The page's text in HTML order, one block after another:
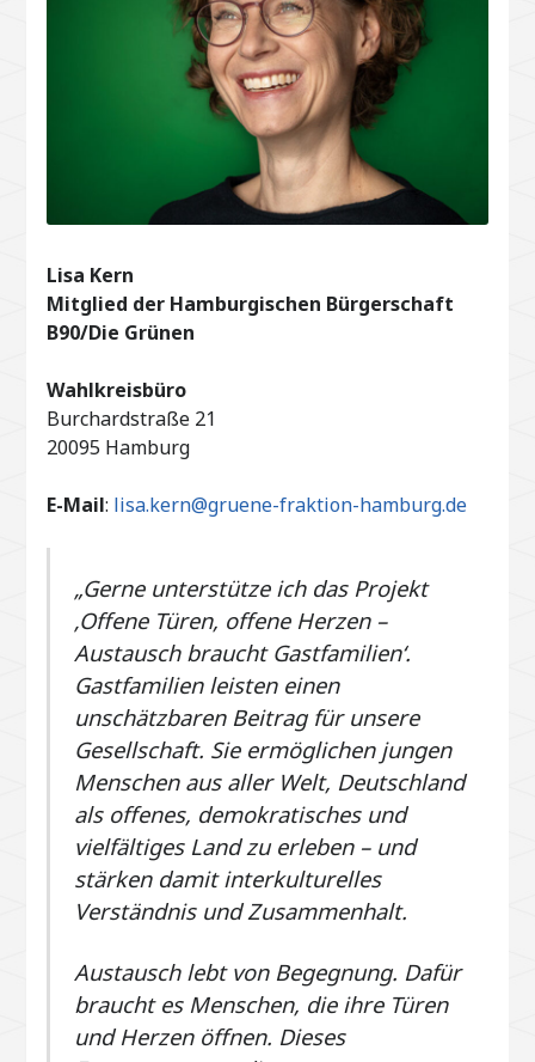
Lisa Kern
Mitglied der Hamburgischen Bürgerschaft
B90/Die Grünen
Wahlkreisbüro
Burchardstraße 21
20095 Hamburg
E-Mail: lisa.kern@gruene-fraktion-hamburg.de
„Gerne unterstütze ich das Projekt
‚Offene Türen, offene Herzen –
Austausch braucht Gastfamilien‘.
Gastfamilien leisten einen
unschätzbaren Beitrag für unsere
Gesellschaft. Sie ermöglichen jungen
Menschen aus aller Welt, Deutschland
als offenes, demokratisches und
vielfältiges Land zu erleben – und
stärken damit interkulturelles
Verständnis und Zusammenhalt.
Austausch lebt von Begegnung. Dafür
braucht es Menschen, die ihre Türen
und Herzen öffnen. Dieses